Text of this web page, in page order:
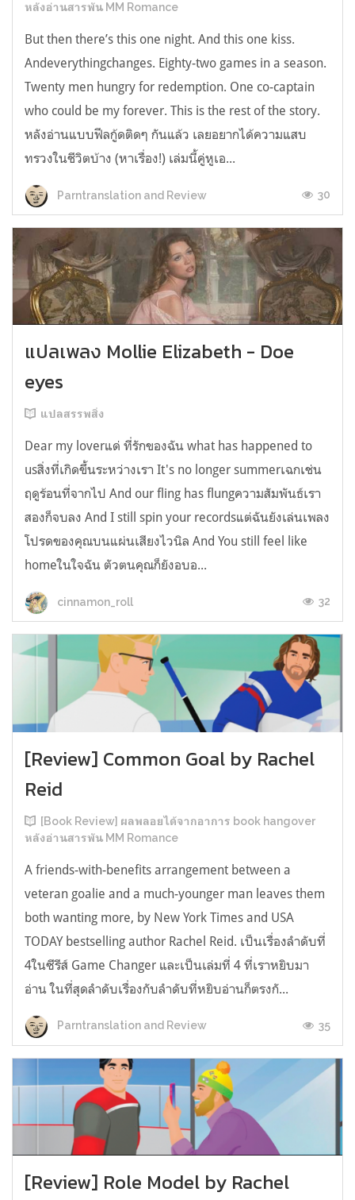
หลังอ่านสารพัน MM Romance
But then there’s this one night. And this one kiss.
Andeverythingchanges. Eighty-two games in a season.
Twenty men hungry for redemption. One co-captain
who could be my forever. This is the rest of the story.
หลังอ่านแบบฟีลกู้ดติดๆ กันแล้ว เลยอยากได้ความแสบ
ทรวงในชีวิตบ้าง (หาเรื่อง!) เล่มนี้คู่หูเอ...
Parntranslation and Review 30
แปลเพลง Mollie Elizabeth - Doe
eyes
แปลสรรพสิ่ง
Dear my loverแด่ ที่รักของฉัน what has happened to
usสิ่งที่เกิดขึ้นระหว่างเรา It's no longer summerเฉกเช่น
ฤดูร้อนที่จากไป And our fling has flungความสัมพันธ์เรา
สองก็จบลง And I still spin your recordsแต่ฉันยังเล่นเพลง
โปรดของคุณบนแผ่นเสียงไวนิล And You still feel like
homeในใจฉัน ตัวตนคุณก็ยังอบอ...
cinnamon_roll 32
[Review] Common Goal by Rachel
Reid
[Book Review] ผลพลอยได้จากอาการ book hangover
หลังอ่านสารพัน MM Romance
A friends-with-benefits arrangement between a
veteran goalie and a much-younger man leaves them
both wanting more, by New York Times and USA
TODAY bestselling author Rachel Reid. เป็นเรื่องลำดับที่
4ในซีรีส์ Game Changer และเป็นเล่มที่ 4 ที่เราหยิบมา
อ่าน ในที่สุดลำดับเรื่องกับลำดับที่หยิบอ่านก็ตรงกั...
Parntranslation and Review 35
[Review] Role Model by Rachel